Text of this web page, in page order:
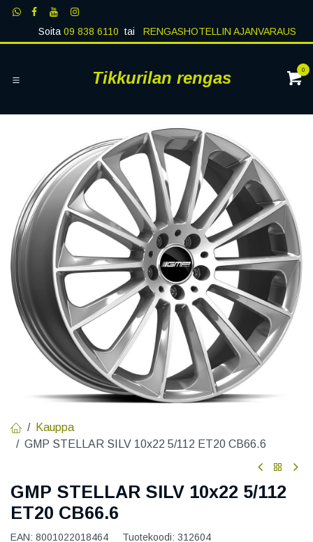
Siirry sisältöön
Soita09 838 6110 tai RENGASHOTELLIN AJANVARAUS
Tikkurilan rengas 0
Kauppa
GMP STELLAR SILV 10x22 5/112 ET20 CB66.6
GMP STELLAR SILV 10x22 5/112
ET20 CB66.6
EAN: 8001022018464 Tuotekoodi: 312604